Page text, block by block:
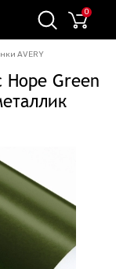
0
AVERY
Hope Green